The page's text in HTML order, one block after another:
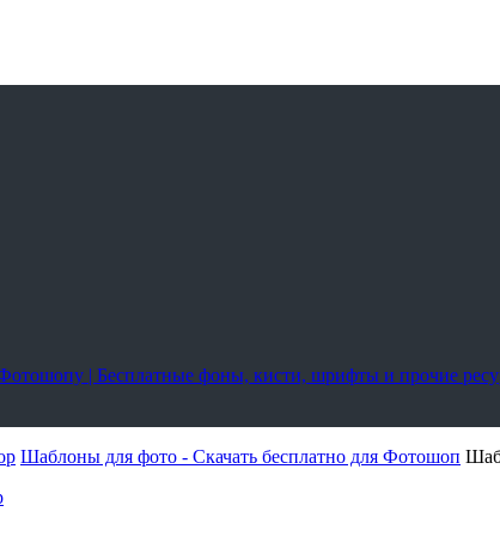
| Бесплатные фоны, кисти, шрифты и прочие
Шаблоны для фото - Скачать бесплатно для Фотошоп